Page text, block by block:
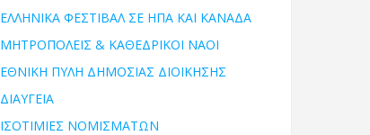
ΕΛΛΗΝΙΚΆ ΦΕΣΤΙΒΆΛ ΣΕ ΗΠΑ ΚΑΙ ΚΑΝΑΔΑ
ΜΗΤΡΟΠΌΛΕΙΣ & ΚΑΘΕΔΡΙΚΟΊ ΝΑΟΊ
ΕΘΝΙΚΉ ΠΎΛΗ ΔΗΜΌΣΙΑΣ ΔΙΟΊΚΗΣΗΣ
ΔΙΑΥΓΕΙΑ
ΙΣΟΤΙΜΙΕΣ ΝΟΜΙΣΜΑΤΩΝ